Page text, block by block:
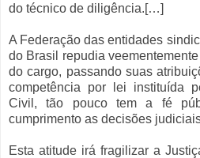
do técnico de diligência.[…]
A Federação das entidades
do Brasil repudia
do cargo, passando suas
competência por lei instituída
Civil, tão pouco tem a fé
cumprimento as decisões
Esta atitude irá fragilizar a